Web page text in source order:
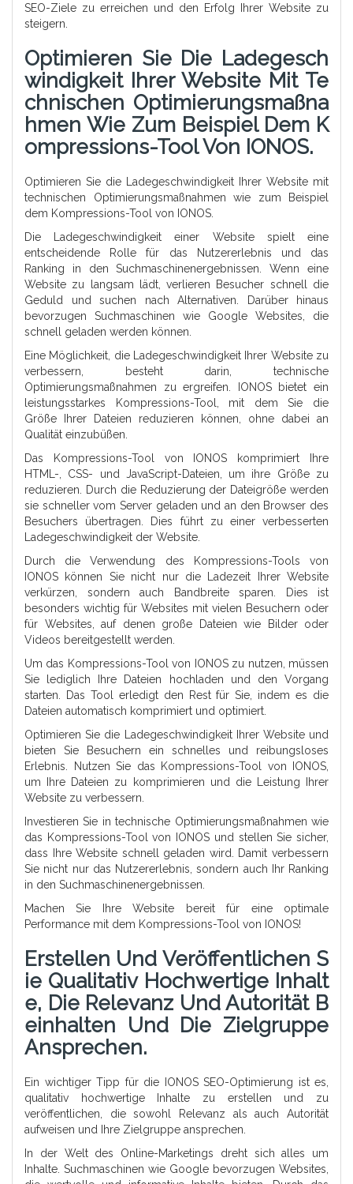
SEO-Ziele zu erreichen und den Erfolg Ihrer Website zu
steigern.
Optimieren Sie Die Ladegesch
Windigkeit Ihrer Website Mit Te
Chnischen Optimierungsmaßna
Hmen Wie Zum Beispiel Dem K
Ompressions-Tool Von IONOS.
Optimieren Sie die Ladegeschwindigkeit Ihrer Website mit
technischen Optimierungsmaßnahmen wie zum Beispiel
dem Kompressions-Tool von IONOS.
Die Ladegeschwindigkeit einer Website spielt eine
entscheidende Rolle für das Nutzererlebnis und das
Ranking in den Suchmaschinenergebnissen. Wenn eine
Website zu langsam lädt, verlieren Besucher schnell die
Geduld und suchen nach Alternativen. Darüber hinaus
bevorzugen Suchmaschinen wie Google Websites, die
schnell geladen werden können.
Eine Möglichkeit, die Ladegeschwindigkeit Ihrer Website zu
verbessern, besteht darin, technische
Optimierungsmaßnahmen zu ergreifen. IONOS bietet ein
leistungsstarkes Kompressions-Tool, mit dem Sie die
Größe Ihrer Dateien reduzieren können, ohne dabei an
Qualität einzubüßen.
Das Kompressions-Tool von IONOS komprimiert Ihre
HTML-, CSS- und JavaScript-Dateien, um ihre Größe zu
reduzieren. Durch die Reduzierung der Dateigröße werden
sie schneller vom Server geladen und an den Browser des
Besuchers übertragen. Dies führt zu einer verbesserten
Ladegeschwindigkeit der Website.
Durch die Verwendung des Kompressions-Tools von
IONOS können Sie nicht nur die Ladezeit Ihrer Website
verkürzen, sondern auch Bandbreite sparen. Dies ist
besonders wichtig für Websites mit vielen Besuchern oder
für Websites, auf denen große Dateien wie Bilder oder
Videos bereitgestellt werden.
Um das Kompressions-Tool von IONOS zu nutzen, müssen
Sie lediglich Ihre Dateien hochladen und den Vorgang
starten. Das Tool erledigt den Rest für Sie, indem es die
Dateien automatisch komprimiert und optimiert.
Optimieren Sie die Ladegeschwindigkeit Ihrer Website und
bieten Sie Besuchern ein schnelles und reibungsloses
Erlebnis. Nutzen Sie das Kompressions-Tool von IONOS,
um Ihre Dateien zu komprimieren und die Leistung Ihrer
Website zu verbessern.
Investieren Sie in technische Optimierungsmaßnahmen wie
das Kompressions-Tool von IONOS und stellen Sie sicher,
dass Ihre Website schnell geladen wird. Damit verbessern
Sie nicht nur das Nutzererlebnis, sondern auch Ihr Ranking
in den Suchmaschinenergebnissen.
Machen Sie Ihre Website bereit für eine optimale
Performance mit dem Kompressions-Tool von IONOS!
Erstellen Und Veröffentlichen S
Ie Qualitativ Hochwertige Inhalt
E, Die Relevanz Und Autorität B
Einhalten Und Die Zielgruppe
Ansprechen.
Ein wichtiger Tipp für die IONOS SEO-Optimierung ist es,
qualitativ hochwertige Inhalte zu erstellen und zu
veröffentlichen, die sowohl Relevanz als auch Autorität
aufweisen und Ihre Zielgruppe ansprechen.
In der Welt des Online-Marketings dreht sich alles um
Inhalte. Suchmaschinen wie Google bevorzugen Websites,